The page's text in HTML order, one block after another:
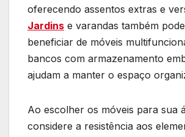
oferecendo assentos extras e
Jardins e varandas também
beneficiar de móveis
bancos com armazenamento
ajudam a manter o espaço
Ao escolher os móveis para sua
considere a resistência aos